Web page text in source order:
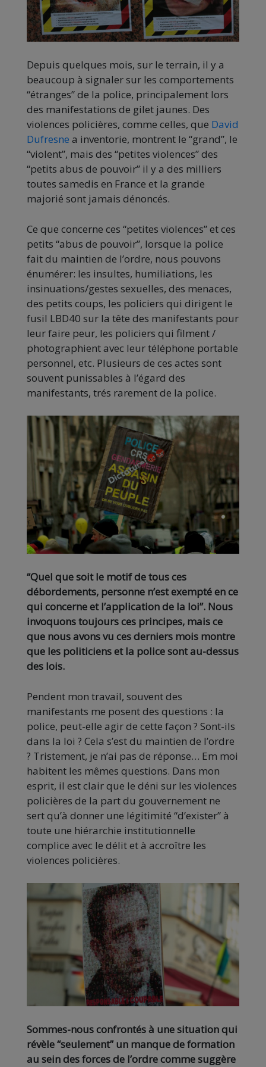
Depuis quelques mois, sur le terrain, il y a
beaucoup à signaler sur les comportements
“étranges” de la police, principalement lors
des manifestations de gilet jaunes. Des
violences policières, comme celles, que David
Dufresne a inventorie, montrent le “grand”, le
“violent”, mais des “petites violences” des
“petits abus de pouvoir” il y a des milliers
toutes samedis en France et la grande
majorié sont jamais dénoncés.
Ce que concerne ces “petites violences” et ces
petits “abus de pouvoir”, lorsque la police
faitdu maintien de l’ordre, nous pouvons
énumérer: les insultes, humiliations, les
insinuations/gestes sexuelles, des menaces,
des petits coups, les policiers qui dirigent le
fusil LBD40 sur la tête des manifestants pour
leur faire peur, les policiers qui filment /
photographient avec leur téléphone portable
personnel, etc. Plusieurs de ces actes sont
souvent punissables à l’égard des
manifestants, trés rarement de la police.
“Quel que soit le motif de tous ces
débordements, personne n’est exempté en ce
qui concerne et l’application de la loi”. Nous
invoquons toujours ces principes, mais ce
que nous avons vu ces derniers mois montre
que les politiciens et la police sont au-dessus
des lois.
Pendent mon travail, souvent des
manifestants me posent des questions : la
police, peut-elle agir de cette façon ? Sont-ils
dans la loi ? Cela s’est du maintien de l’ordre
? Tristement, je n’ai pas de réponse… Em moi
habitent les mêmes questions. Dans mon
esprit, il est clair que le déni sur les violences
policières de la part du gouvernement ne
sert qu’à donner une légitimité “d’exister” à
toute une hiérarchie institutionnelle
complice avec le délit et à accroître les
violences policières.
Sommes-nous confrontés à une situation qui
révèle “seulement” un manque de formation
au sein des forces de l’ordre comme suggère